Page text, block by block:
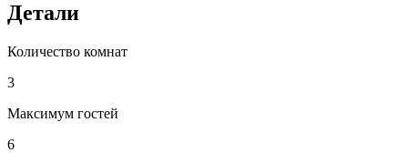
Детали
Количество комнат
3
Максимум гостей
6